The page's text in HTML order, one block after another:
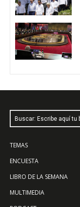
Buscar: Escribe aquí tu
TEMAS
ENCUESTA
LIBRO DE LA SEMANA
MULTIMEDIA